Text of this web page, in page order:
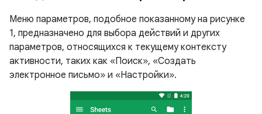
Меню параметров, подобное показанному на рисунке
1, предназначено для выбора действий и других
параметров, относящихся к текущему контексту
активности, таких как «Поиск», «Создать
электронное письмо» и «Настройки».